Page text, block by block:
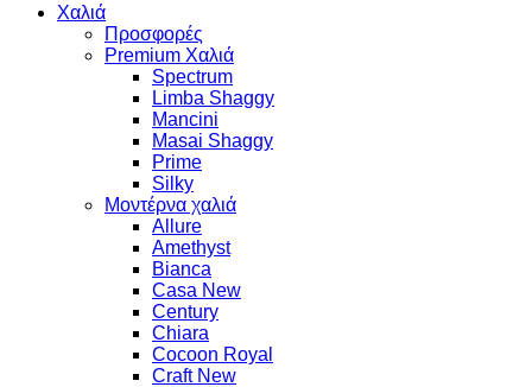
Χαλιά
Προσφορές
Premium Χαλιά
Spectrum
Limba Shaggy
Mancini
Masai Shaggy
Prime
Silky
Μοντέρνα χαλιά
Allure
Amethyst
Bianca
Casa New
Century
Chiara
Cocoon Royal
Craft New